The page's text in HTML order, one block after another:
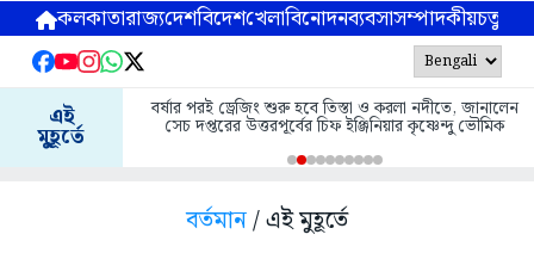
কলকাতারাজ্যদেশবিদেশখেলাবিনোদনব্যবসাসম্পাদকীয়
এই
মুহূর্তে
বর্ষার পরই ড্রেজিং শুরু হবে তিস্তা ও করলা নদীতে, জানালেন
সেচ দপ্তরের উত্তরপূর্বের চিফ ইঞ্জিনিয়ার কৃষ্ণেন্দু ভৌমিক
বর্তমান/ এই মুহূর্তে